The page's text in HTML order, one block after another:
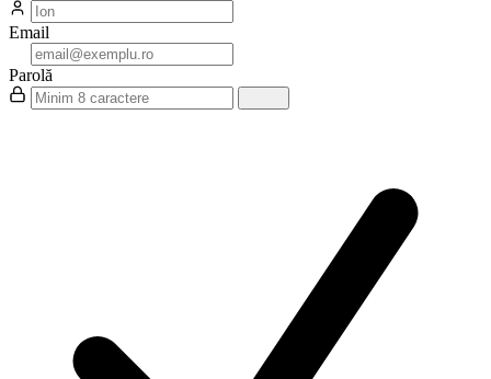
Email
Parolă